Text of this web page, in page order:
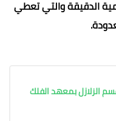
الدقيقة والتي تعطي
الزلازل بمعهد الفلك